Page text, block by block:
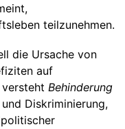
teilzunehmen.
die Ursache von
auf
Behinderung
Diskriminierung,